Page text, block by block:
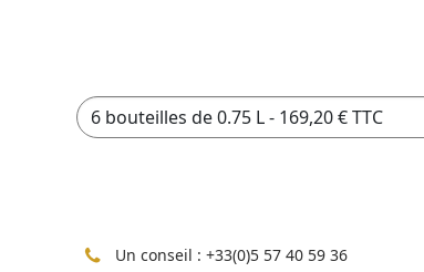
Un conseil : +33(0)5 57 40 59 36